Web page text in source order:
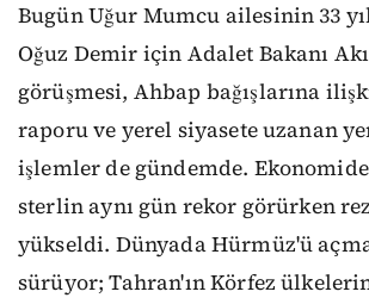
Bugün Uğur Mumcu ailesinin 33
Oğuz Demir için Adalet Bakanı
görüşmesi, Ahbap bağışlarına
raporu ve yerel siyasete uzanan
işlemler de gündemde.
sterlin aynı gün rekor görürken
yükseldi. Dünyada Hürmüz'ü
sürüyor; Tahran'ın Körfez